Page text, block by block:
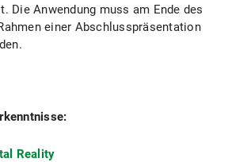
Die Anwendung muss am Ende des
einer Abschlusspräsentation
Reality